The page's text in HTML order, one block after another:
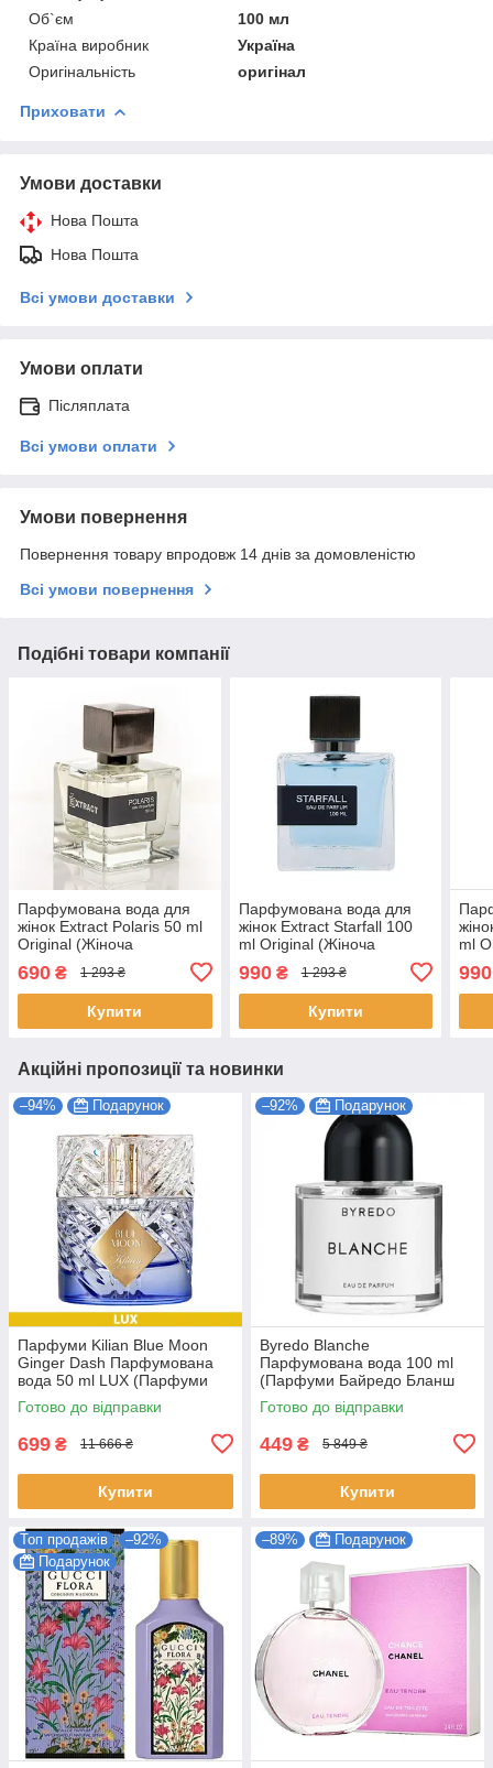
Об`єм
100 мл
Країна виробник
Україна
Оригінальність
оригінал
Приховати
Умови доставки
Нова Пошта
Нова Пошта
Всі умови доставки
Умови оплати
Післяплата
Всі умови оплати
Умови повернення
Повернення товару впродовж 14 днів за домовленістю
Всі умови повернення
Подібні товари компанії
Парфумована вода для
жінок Extract Polaris 50 ml
Original (Жіноча
Поляріс)
690 ₴ 1 293 ₴
Купити
Парфумована вода для
жінок Extract Starfall 100
ml Original (Жіноча
Старфол)
990₴ 1 293 ₴
Купити
ml
990
Акційні пропозиції та новинки
–94% Подарунок
Парфуми Kilian Blue Moon
Ginger Dash Парфумована
вода 50 ml LUX (Парфуми
Кіліан Блю Мун Джинджер
Даш Жіночі)
Готово до відправки
699 ₴ 11 666 ₴
Купити
–92% Подарунок
Byredo Blanche
Парфумована вода 100 ml
(Парфуми Байредо Бланш
Жіночі)
Готово до відправки
449 ₴ 5 849 ₴
Купити
Топ продажів
–92%
Подарунок
–89% Подарунок